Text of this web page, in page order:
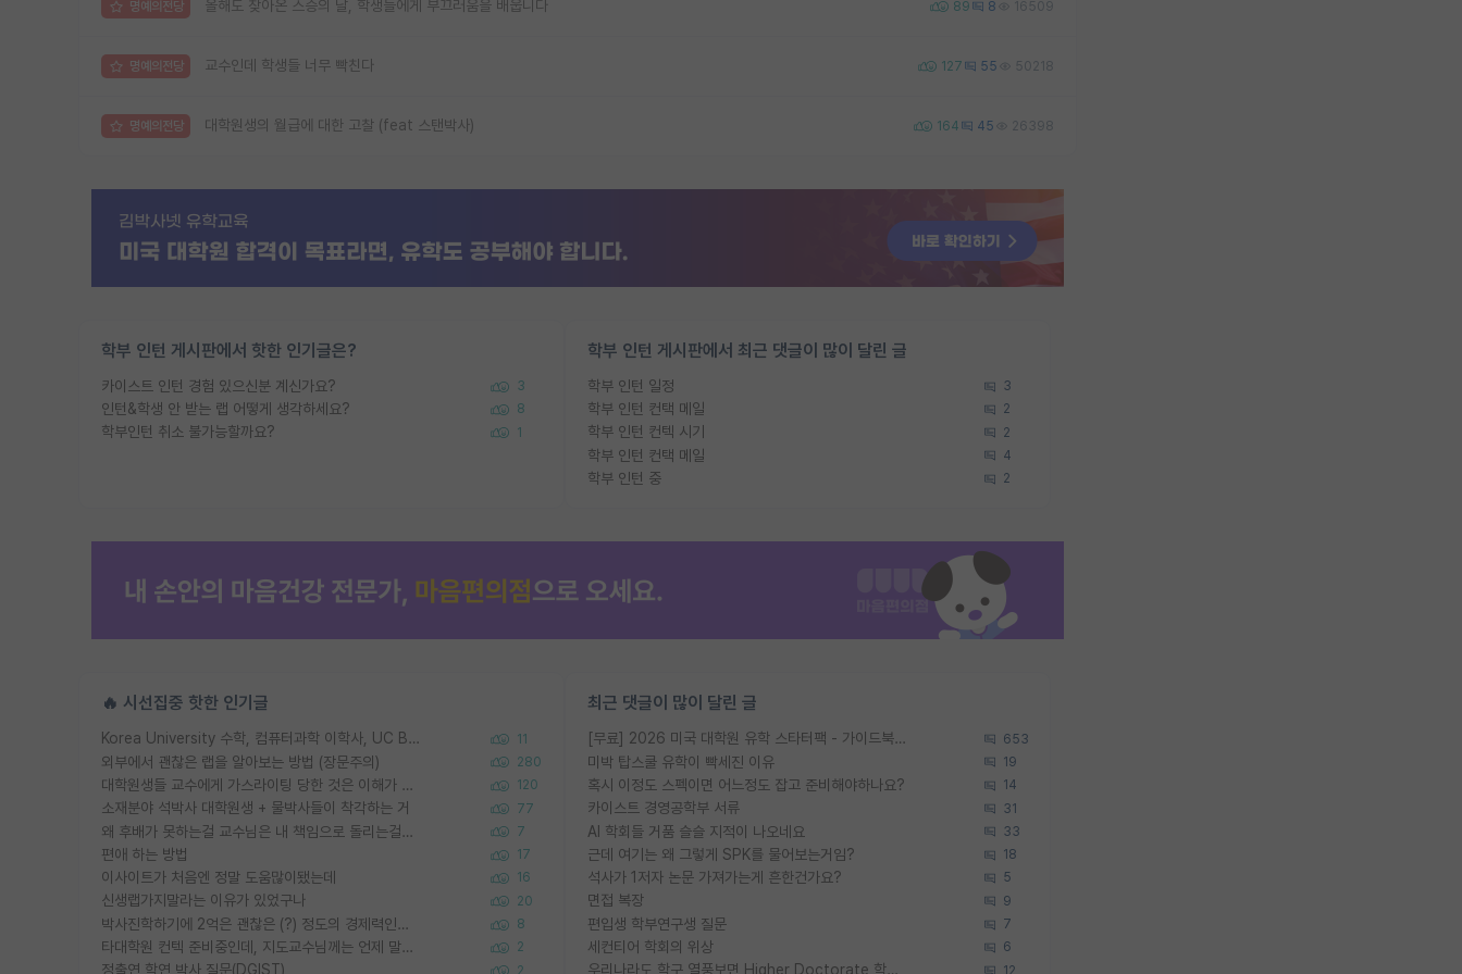
명예의전당 올해도 찾아온 스승의 날, 학생들에게 부끄러움을 배웁니다 89 8 16509
명예의전당 교수인데 학생들 너무 빡친다 127 55 50218
명예의전당 대학원생의 월급에 대한 고찰 (feat 스탠박사) 164 45 26398
학부 인턴 게시판에서 핫한 인기글은?
카이스트 인턴 경험 있으신분 계신가요? 3
인턴&학생 안 받는 랩 어떻게 생각하세요? 8
학부인턴 취소 불가능할까요? 1
학부 인턴 게시판에서 최근 댓글이 많이 달린 글
학부 인턴 일정 3
학부 인턴 컨택 메일 2
학부 인턴 컨텍 시기 2
학부 인턴 컨택 메일 4
학부 인턴 중 2
🔥 시선집중 핫한 인기글
Korea University 수학, 컴퓨터과학 이학사, UC Berkeley 산업공학 대학원 공학박사가 되는 것은 쉽지 않겠죠? 11
외부에서 괜찮은 랩을 알아보는 방법 (장문주의) 280
대학원생들 교수에게 가스라이팅 당한 것은 이해가 갑니다. 안타깝네요. 120
소재분야 석박사 대학원생 + 물박사들이 착각하는 거 77
왜 후배가 못하는걸 교수님은 내 책임으로 돌리는걸까요? 7
편애 하는 방법 17
이사이트가 처음엔 정말 도움많이됐는데 16
신생랩가지말라는 이유가 있었구나 20
박사진학하기에 2억은 괜찮은 (?) 정도의 경제력인가요 8
타대학원 컨텍 준비중인데, 지도교수님께는 언제 말씀드려야 할까요? 2
정출연 학연 박사 질문(DGIST) 2
최근 댓글이 많이 달린 글
[무료] 2026 미국 대학원 유학 스타터팩 - 가이드북 & 합격자 컨택메일 템플릿 653
미박 탑스쿨 유학이 빡세진 이유 19
혹시 이정도 스펙이면 어느정도 잡고 준비해야하나요? 14
카이스트 경영공학부 서류 31
AI 학회들 거품 슬슬 지적이 나오네요 33
근데 여기는 왜 그렇게 SPK를 물어보는거임? 18
석사가 1저자 논문 가져가는게 흔한건가요? 5
면접 복장 9
편입생 학부연구생 질문 7
세컨티어 학회의 위상 6
우리나라도 학구 열풍보면 Higher Doctorate 학위가 필요하다고 봅니다. 12